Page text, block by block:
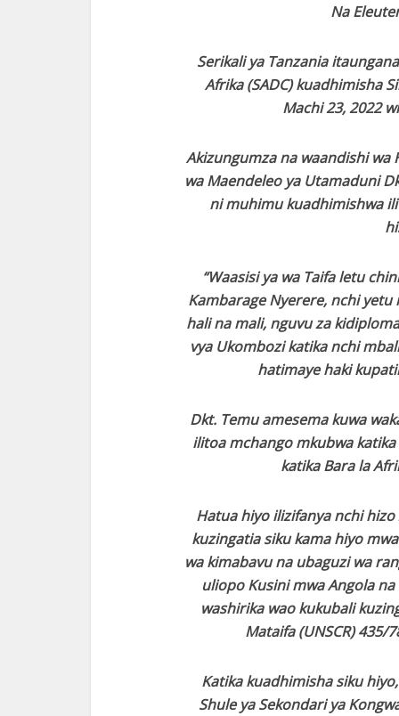
Na
Serikali ya Tanzania
Afrika (SADC) kuadhimisha
Machi 23, 2022
Akizungumza na waandishi
wa Maendeleo ya Utamaduni
ni muhimu kuadhimishwa
“Waasisi ya wa Taifa letu
Kambarage Nyerere, nchi
hali na mali, nguvu za
vya Ukombozi katika nchi
hatimaye haki
Dkt. Temu amesema kuwa
ilitoa mchango mkubwa
katika Bara la
Hatua hiyo ilizifanya nchi
kuzingatia siku kama hiyo
wa kimabavu na ubaguzi wa
uliopo Kusini mwa Angola
washirika wao kukubali
Mataifa (UNSCR)
Katika kuadhimisha siku
Shule ya Sekondari ya